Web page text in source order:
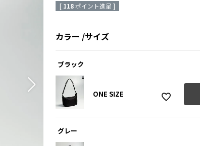
[ 118ポイント進呈 ]
カラー サイズ
ブラック
ONE SIZE
グレー